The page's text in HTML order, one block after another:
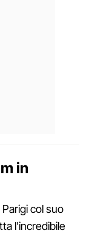
in
col suo
l'incredibile